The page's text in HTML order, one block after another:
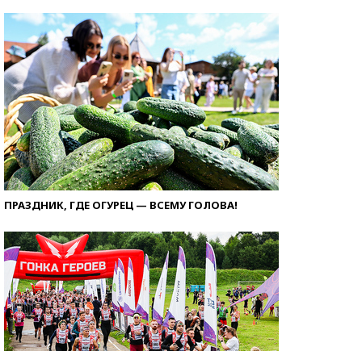
ПРАЗДНИК, ГДЕ ОГУРЕЦ — ВСЕМУ ГОЛОВА!